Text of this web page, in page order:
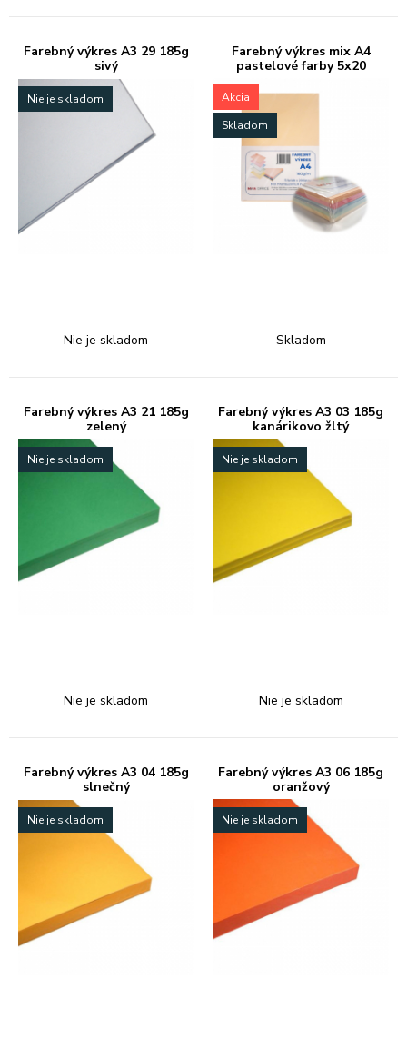
Farebný výkres A3 29 185g
sivý
Nie je skladom
Nie je skladom
Farebný výkres mix A4
pastelové farby 5x20
Akcia
Skladom
Skladom
Farebný výkres A3 21 185g
zelený
Nie je skladom
Nie je skladom
Farebný výkres A3 03 185g
kanárikovo žltý
Nie je skladom
Nie je skladom
Farebný výkres A3 04 185g
slnečný
Nie je skladom
Farebný výkres A3 06 185g
oranžový
Nie je skladom